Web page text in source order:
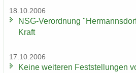
18.10.2006
NSG-​Verordnung
Kraft
17.10.2006
Keine wei­te­ren Fest­stel­lun­gen